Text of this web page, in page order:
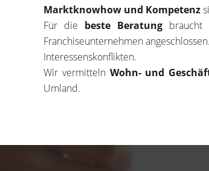
Marktknowhow und Kompetenz
Für die beste Beratungbraucht
Franchiseunternehmen
Interessenskonflikten.
Wir vermitteln Wohn- und
Umland.